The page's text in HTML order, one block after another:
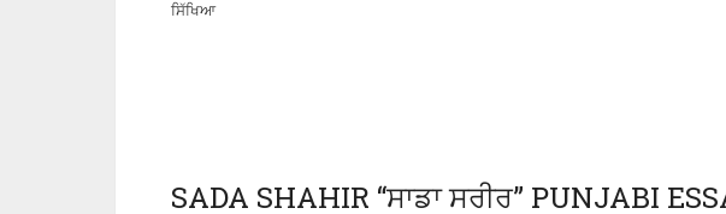
ਸਿੱਖਿਆ
SADA SHAHIR “ਸਾਡਾ ਸਰੀਰ” PUNJABI